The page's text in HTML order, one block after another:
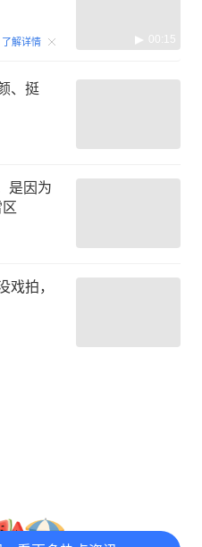
了解详情 00:15
、挺
是因为
戏拍，